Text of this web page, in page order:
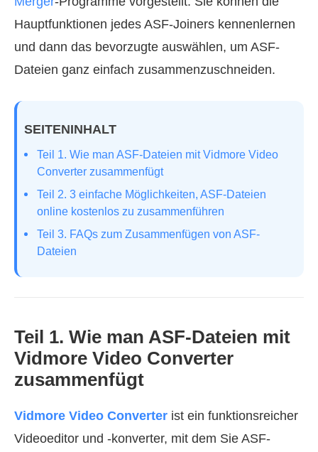
Hauptfunktionen jedes ASF-Joiners kennenlernen
und dann das bevorzugte auswählen, um ASF-
Dateien ganz einfach zusammenzuschneiden.
SEITENINHALT
Teil 1. Wie man ASF-Dateien mit Vidmore Video
Converter zusammenfügt
Teil 2. 3 einfache Möglichkeiten, ASF-Dateien
online kostenlos zu zusammenführen
Teil 3. FAQs zum Zusammenfügen von ASF-
Dateien
Teil 1. Wie man ASF-Dateien mit
Vidmore Video Converter
zusammenfügt
Vidmore Video Converter ist ein funktionsreicher
Videoeditor und -konverter, mit dem Sie ASF-